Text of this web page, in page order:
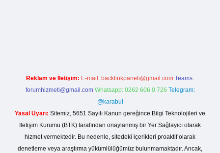
Reklam ve İletişim: E-mail: backlinkpaneli@gmail.com Teams:
forumhizmeti@gmail.com Whatsapp: 0262 606 0 726 Telegram:
@karabul
Yasal Uyarı: Sitemiz, 5651 Sayılı Kanun gereğince Bilgi Teknolojileri ve
İletişim Kurumu (BTK) tarafından onaylanmış bir Yer Sağlayıcı olarak
hizmet vermektedir. Bu nedenle, sitedeki içerikleri proaktif olarak
denetleme veya araştırma yükümlülüğümüz bulunmamaktadır. Ancak,